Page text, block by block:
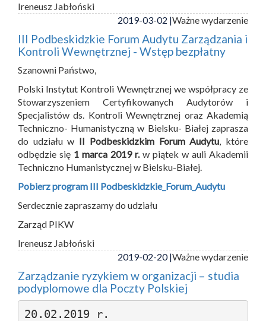
Ireneusz Jabłoński
2019-03-02 |Ważne wydarzenie
III Podbeskidzkie Forum Audytu Zarządzania i
Kontroli Wewnętrznej - Wstęp bezpłatny
Szanowni Państwo,
Polski Instytut Kontroli Wewnętrznej we współpracy ze
Stowarzyszeniem Certyfikowanych Audytorów i
Specjalistów ds. Kontroli Wewnętrznej oraz Akademią
Techniczno- Humanistyczną w Bielsku- Białej zaprasza
do udziału w II Podbeskidzkim Forum Audytu, które
odbędzie się 1 marca 2019 r.w piątek w auli Akademii
Techniczno Humanistycznej w Bielsku-Białej.
Pobierz program III Podbeskidzkie_Forum_Audytu
Serdecznie zapraszamy do udziału
Zarząd PIKW
Ireneusz Jabłoński
2019-02-20 |Ważne wydarzenie
Zarządzanie ryzykiem w organizacji – studia
podyplomowe dla Poczty Polskiej
20.02.2019 r.